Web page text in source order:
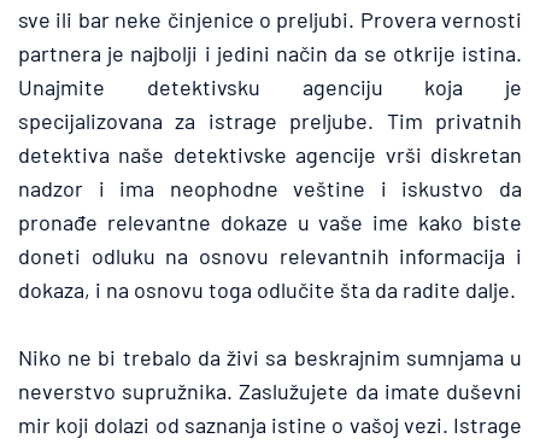
sve ili bar neke činjenice o preljubi. Provera vernosti
partnera je najbolji i jedini način da se otkrije istina.
Unajmite detektivsku agenciju koja je
specijalizovana za istrage preljube. Tim privatnih
detektiva naše detektivske agencije vrši diskretan
nadzor i ima neophodne veštine i iskustvo da
pronađe relevantne dokaze u vaše ime kako biste
doneti odluku na osnovu relevantnih informacija i
dokaza, i na osnovu toga odlučite šta da radite dalje.
Niko ne bi trebalo da živi sa beskrajnim sumnjama u
neverstvo supružnika. Zaslužujete da imate duševni
mir koji dolazi od saznanja istine o vašoj vezi. Istrage